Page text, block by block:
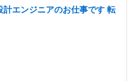
エンジニアのお仕事です 転